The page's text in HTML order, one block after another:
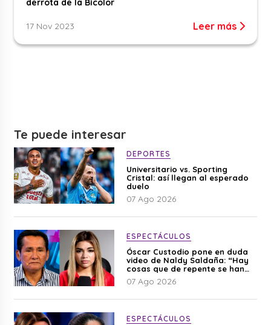
derrota de la Bicolor
17 Nov 2023 Leer más
Te puede interesar
DEPORTES
Universitario vs. Sporting
Cristal: así llegan al esperado
duelo
07 Ago 2026
ESPECTÁCULOS
Óscar Custodio pone en duda
video de Naldy Saldaña: “Hay
cosas que de repente se han
editado”
07 Ago 2026
ESPECTÁCULOS